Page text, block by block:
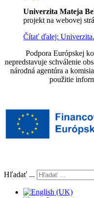
Univerzita Mateja
projekt na webovej
Čítať ďalej:
Podpora Európskej
nepredstavuje schválenie
národná agentúra a
použitie
Hľadať ...